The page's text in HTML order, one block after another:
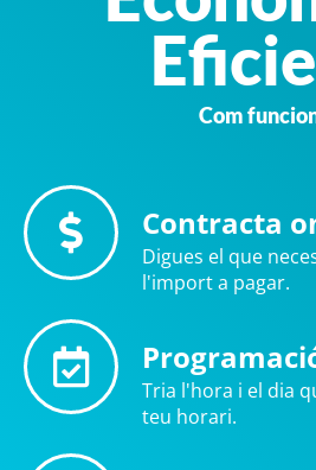
Com
Contracta
Digues el que
l'import a pagar.
Tria l'hora i el dia
teu horari.